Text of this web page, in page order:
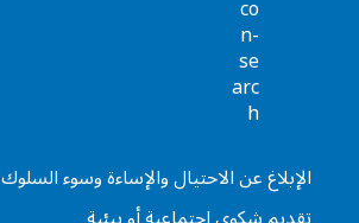
الإبلاغ عن الاحتيال والإساءة وسوء السلوك